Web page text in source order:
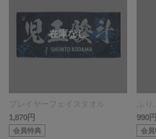
プレイヤーフェイスタオル
1,870円
会員特典
ふ
990円
会